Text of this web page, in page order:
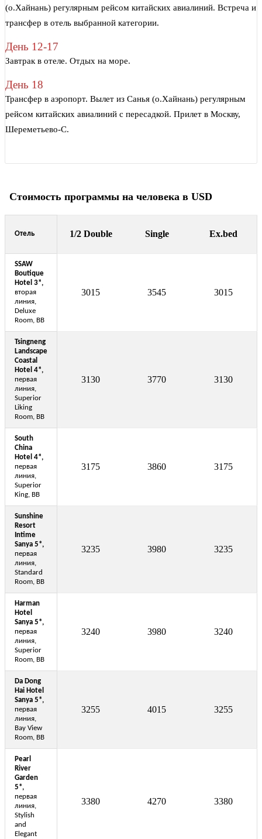
(о.Хайнань) регулярным рейсом китайских авиалиний. Встреча и
трансфер в отель выбранной категории.
День 12-17
Завтрак в отеле. Отдых на море.
День 18
Трансфер в аэропорт. Вылет из Санья (о.Хайнань) регулярным
рейсом китайских авиалиний с пересадкой. Прилет в Москву,
Шереметьево-С.
Стоимость программы на человека в USD
Отель 1/2 Double Single Ex.bed
SSAW
Boutique
Hotel 3*,
вторая
линия,
Deluxe
Room, BB
3015 3545 3015
Tsingneng
Landscape
Coastal
Hotel 4*,
первая
линия,
Superior
Liking
Room, BB
3130 3770 3130
South
China
Hotel 4*,
первая
линия,
Superior
King, BB
3175 3860 3175
Sunshine
Resort
Intime
Sanya 5*,
первая
линия,
Standard
Room, BB
3235 3980 3235
Harman
Hotel
Sanya 5*,
первая
линия,
Superior
Room, BB
3240 3980 3240
Da Dong
Hai Hotel
Sanya 5*,
первая
линия,
Bay View
Room, BB
3255 4015 3255
Pearl
River
Garden
5*,
первая
линия,
Stylish
and
Elegant
3380 4270 3380